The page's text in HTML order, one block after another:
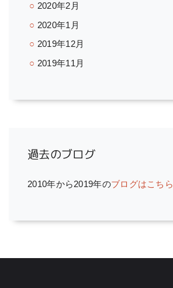
2020年2月
2020年1月
2019年12月
2019年11月
過去のブログ
2010年から2019年のブログはこちら